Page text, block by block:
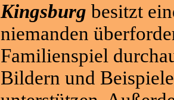
Kingsburg besitzt
niemanden
Familienspiel
Bildern und